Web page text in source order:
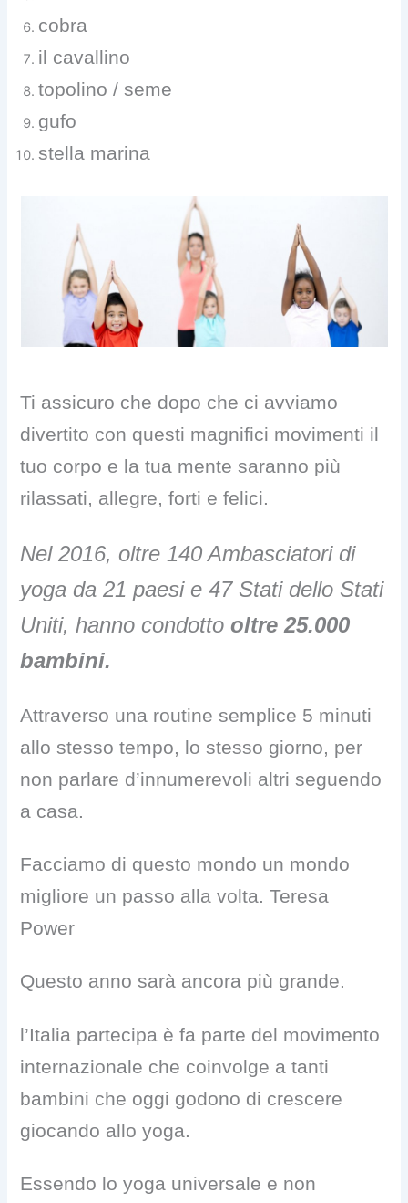
cobra
il cavallino
topolino / seme
gufo
stella marina
Ti assicuro che dopo che ci avviamo
divertito con questi magnifici movimenti il
tuo corpo e la tua mente saranno più
rilassati, allegre, forti e felici.
Nel 2016, oltre 140 Ambasciatori di
yoga da 21 paesi e 47 Stati dello Stati
Uniti, hanno condottooltre 25.000
bambini.
Attraverso una routine semplice 5 minuti
allo stesso tempo, lo stesso giorno, per
non parlare d’innumerevoli altri seguendo
a casa.
Facciamo di questo mondo un mondo
migliore un passo alla volta. Teresa
Power
Questo anno sarà ancora più grande.
l’Italia partecipa è fa parte del movimento
internazionale che coinvolge a tanti
bambini che oggi godono di crescere
giocando allo yoga.
Essendo lo yoga universale e non